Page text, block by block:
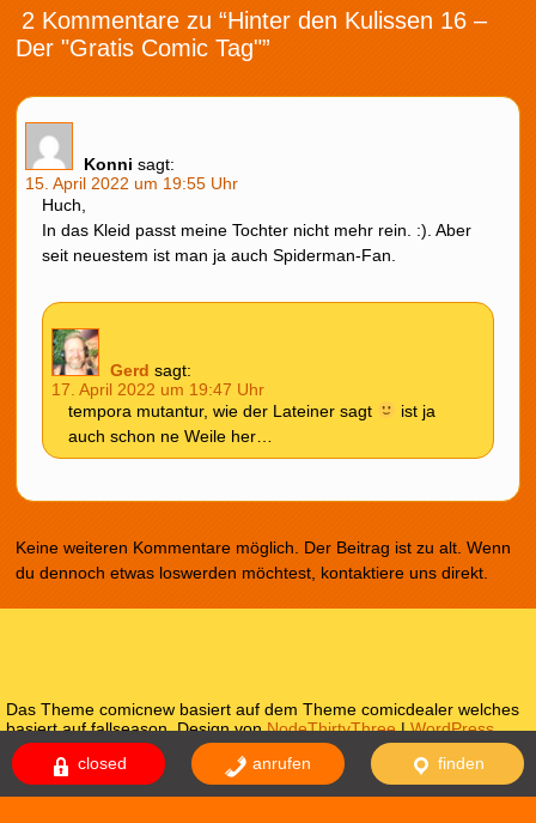
closed anrufen finden
2 Kommentare zu “Hinter den Kulissen 16 –
Der "Gratis Comic Tag"”
Konni sagt:
15. April 2022 um 19:55 Uhr
Huch,
In das Kleid passt meine Tochter nicht mehr rein. :). Aber
seit neuestem ist man ja auch Spiderman-Fan.
Gerd sagt:
17. April 2022 um 19:47 Uhr
tempora mutantur, wie der Lateiner sagt
ist ja
auch schon ne Weile her…
Keine weiteren Kommentare möglich. Der Beitrag ist zu alt. Wenn
du dennoch etwas loswerden möchtest, kontaktiere uns direkt.
Impressum Datenschutzerklärung
Das Theme comicnew basiert auf dem Theme comicdealer welches
basiert auf fallseason. Design vonNodeThirtyThree|WordPress
Themes